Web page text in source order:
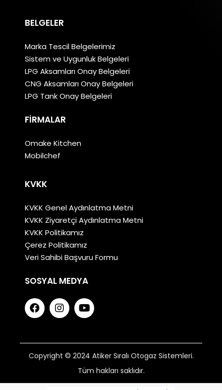
BELGELER
Marka Tescil Belgelerimiz
Sistem ve Uygunluk Belgeleri
LPG Aksamları Onay Belgeleri
CNG Aksamları Onay Belgeleri
LPG Tank Onay Belgeleri
FIRMALAR
Omake Kitchen
Mobilchef
KVKK
KVKK Genel Aydınlatma Metni
KVKK Ziyaretçi Aydınlatma Metni
KVKK Politikamız
Çerez Politikamız
Veri Sahibi Başvuru Formu
SOSYAL MEDYA
Copyright © 2024 Atiker Sıralı Otogaz Sistemleri.
Tüm hakları saklıdır.